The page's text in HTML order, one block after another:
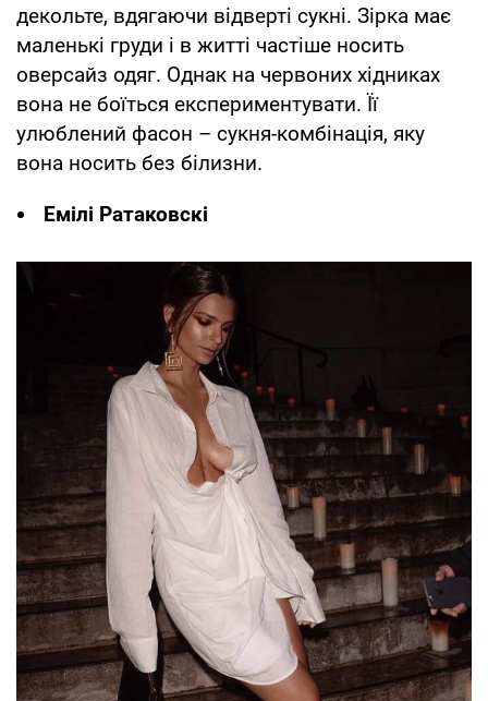
декольте, вдягаючи відверті сукні. Зірка має
маленькі груди і в житті частіше носить
оверсайз одяг. Однак на червоних хідниках
вона не боїться експериментувати. Її
улюблений фасон – сукня-комбінація, яку
вона носить без білизни.
Емілі Ратаковскі